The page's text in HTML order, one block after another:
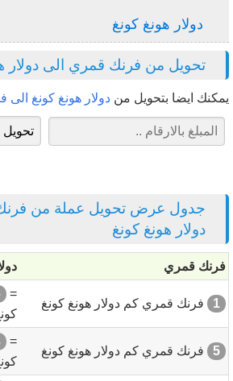
دولار هونغ كونغ
تحويل من فرنك قمري الى دولار
يمكنك ايضا بتحويل من دولار هونغ كونغ
جدول عرض تحويل عملة من
دولار هونغ كونغ
فرنك قمري
1 فرنك قمري كم دولار هونغ كونغ
=
5 فرنك قمري كم دولار هونغ كونغ
=